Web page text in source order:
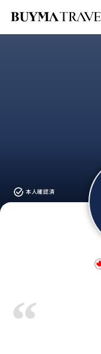
本人確認済
“